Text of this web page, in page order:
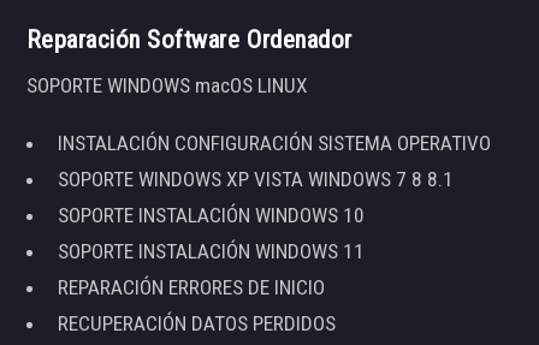
Reparación Software Ordenador
SOPORTE WINDOWS macOS LINUX
INSTALACIÓN CONFIGURACIÓN SISTEMA OPERATIVO
SOPORTE WINDOWS XP VISTA WINDOWS 7 8 8.1
SOPORTE INSTALACIÓN WINDOWS 10
SOPORTE INSTALACIÓN WINDOWS 11
REPARACIÓN ERRORES DE INICIO
RECUPERACIÓN DATOS PERDIDOS